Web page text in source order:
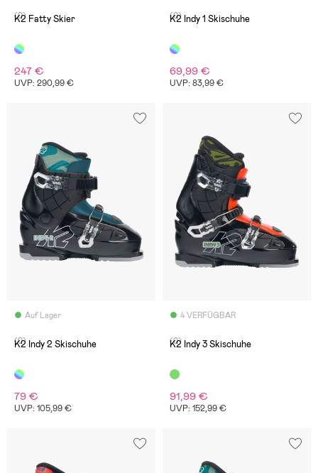
(0)
K2 Fatty Skier
247 €
UVP: 290,99 €
(0)
K2 Indy 1 Skischuhe
69,99 €
UVP: 83,99 €
Auf Lager
(0)
K2 Indy 2 Skischuhe
79 €
UVP: 105,99 €
4 VERFÜGBAR
(0)
K2 Indy 3 Skischuhe
91,99 €
UVP: 152,99 €